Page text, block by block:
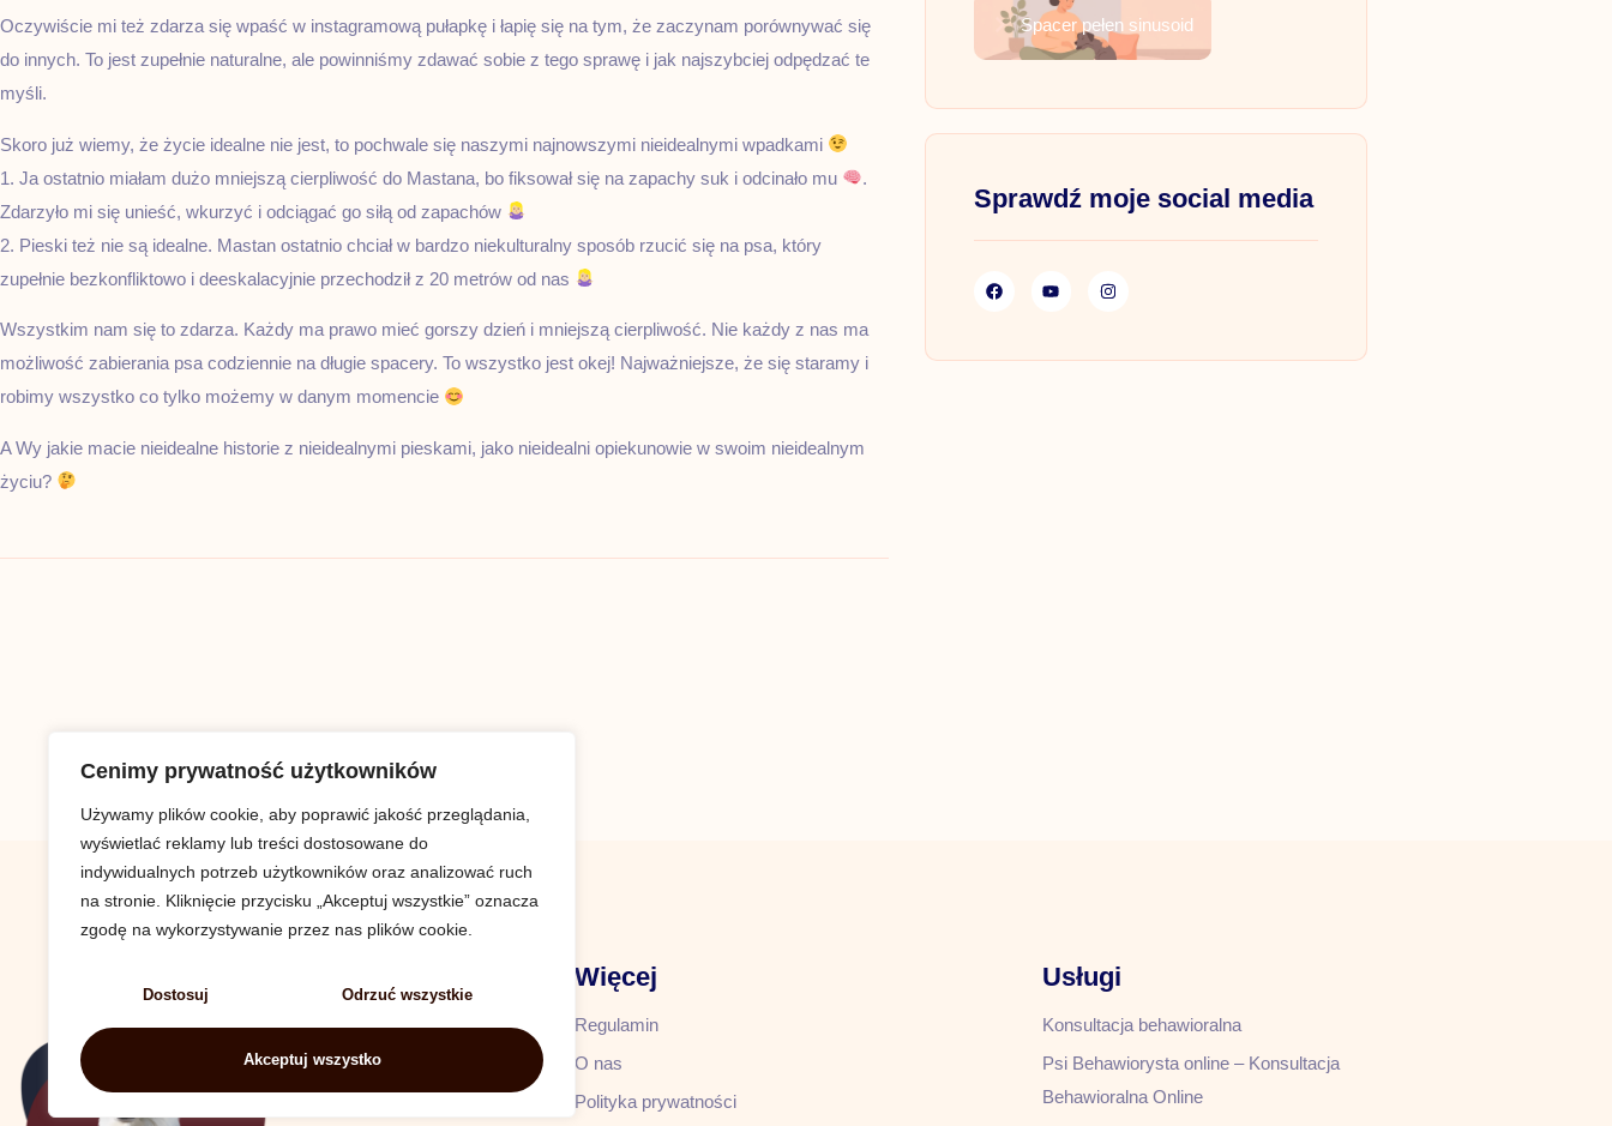
Cenimy prywatność użytkowników
Używamy plików cookie, aby poprawić jakość przeglądania,
wyświetlać reklamy lub treści dostosowane do
indywidualnych potrzeb użytkowników oraz analizować ruch
na stronie. Kliknięcie przycisku „Akceptuj wszystkie” oznacza
zgodę na wykorzystywanie przez nas plików cookie.
Dostosuj Odrzuć wszystkie
Akceptuj wszystko
Oczywiście mi też zdarza się wpaść w instagramową pułapkę i łapię się na tym, że zaczynam porównywać się
do innych. To jest zupełnie naturalne, ale powinniśmy zdawać sobie z tego sprawę i jak najszybciej odpędzać te
myśli.
Skoro już wiemy, że życie idealne nie jest, to pochwale się naszymi najnowszymi nieidealnymi wpadkami
1. Ja ostatnio miałam dużo mniejszą cierpliwość do Mastana, bo fiksował się na zapachy suk i odcinało mu
.
Zdarzyło mi się unieść, wkurzyć i odciągać go siłą od zapachów
2. Pieski też nie są idealne. Mastan ostatnio chciał w bardzo niekulturalny sposób rzucić się na psa, który
zupełnie bezkonfliktowo i deeskalacyjnie przechodził z 20 metrów od nas
Wszystkim nam się to zdarza. Każdy ma prawo mieć gorszy dzień i mniejszą cierpliwość. Nie każdy z nas ma
możliwość zabierania psa codziennie na długie spacery. To wszystko jest okej! Najważniejsze, że się staramy i
robimy wszystko co tylko możemy w danym momencie
A Wy jakie macie nieidealne historie z nieidealnymi pieskami, jako nieidealni opiekunowie w swoim nieidealnym
życiu?
Spacer pełen sinusoid
Sprawdź moje social media
Więcej
Regulamin
O nas
Polityka prywatności
Usługi
Konsultacja behawioralna
Psi Behawiorysta online – Konsultacja
Behawioralna Online